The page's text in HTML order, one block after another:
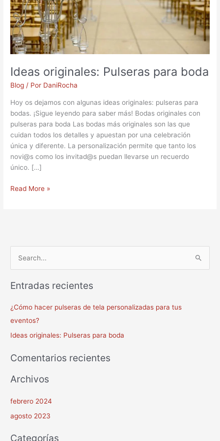
Ideas originales: Pulseras para boda
Blog / Por DaniRocha
Hoy os dejamos con algunas ideas originales: pulseras para
bodas. ¡Sigue leyendo para saber más! Bodas originales con
pulseras para boda Las bodas más originales son las que
cuidan todos los detalles y apuestan por una celebración
única y diferente. La personalización permite que tanto los
novi@s como los invitad@s puedan llevarse un recuerdo
único. […]
Read More »
s
a
p
o
:
Entradas recientes
¿Cómo hacer pulseras de tela personalizadas para tus
eventos?
Ideas originales: Pulseras para boda
Comentarios recientes
Archivos
febrero 2024
agosto 2023
Categorías